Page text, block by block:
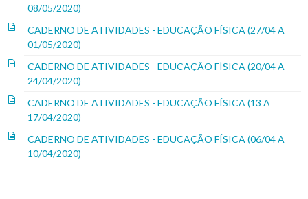
08/05/2020)
CADERNO DE ATIVIDADES - EDUCAÇÃO FÍSICA (27/04 A
01/05/2020)
CADERNO DE ATIVIDADES - EDUCAÇÃO FÍSICA (20/04 A
24/04/2020)
CADERNO DE ATIVIDADES - EDUCAÇÃO FÍSICA (13 A
17/04/2020)
CADERNO DE ATIVIDADES - EDUCAÇÃO FÍSICA (06/04 A
10/04/2020)